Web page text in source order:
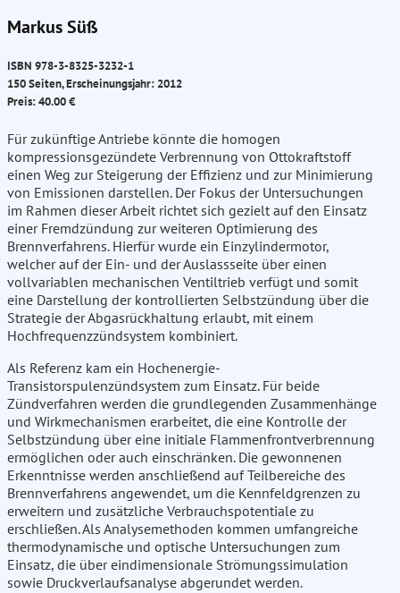
Markus Süß
ISBN 978-3-8325-3232-1
150 Seiten, Erscheinungsjahr: 2012
Preis: 40.00 €
Für zukünftige Antriebe könnte die homogen
kompressionsgezündete Verbrennung von Ottokraftstoff
einen Weg zur Steigerung der Effizienz und zur Minimierung
von Emissionen darstellen. Der Fokus der Untersuchungen
im Rahmen dieser Arbeit richtet sich gezielt auf den Einsatz
einer Fremdzündung zur weiteren Optimierung des
Brennverfahrens. Hierfür wurde ein Einzylindermotor,
welcher auf der Ein- und der Auslassseite über einen
vollvariablen mechanischen Ventiltrieb verfügt und somit
eine Darstellung der kontrollierten Selbstzündung über die
Strategie der Abgasrückhaltung erlaubt, mit einem
Hochfrequenzzündsystem kombiniert.
Als Referenz kam ein Hochenergie-
Transistorspulenzündsystem zum Einsatz. Für beide
Zündverfahren werden die grundlegenden Zusammenhänge
und Wirkmechanismen erarbeitet, die eine Kontrolle der
Selbstzündung über eine initiale Flammenfrontverbrennung
ermöglichen oder auch einschränken. Die gewonnenen
Erkenntnisse werden anschließend auf Teilbereiche des
Brennverfahrens angewendet, um die Kennfeldgrenzen zu
erweitern und zusätzliche Verbrauchspotentiale zu
erschließen. Als Analysemethoden kommen umfangreiche
thermodynamische und optische Untersuchungen zum
Einsatz, die über eindimensionale Strömungssimulation
sowie Druckverlaufsanalyse abgerundet werden.